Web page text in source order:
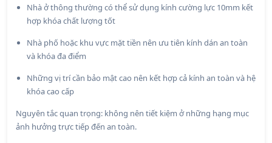
Nhà ở thông thường có thể sử dụng kính cường lực 10mm kết
hợp khóa chất lượng tốt
Nhà phố hoặc khu vực mặt tiền nên ưu tiên kính dán an toàn
và khóa đa điểm
Những vị trí cần bảo mật cao nên kết hợp cả kính an toàn và hệ
khóa cao cấp
Nguyên tắc quan trọng: không nên tiết kiệm ở những hạng mục
ảnh hưởng trực tiếp đến an toàn.